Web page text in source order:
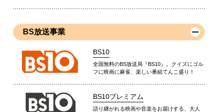
BS放送事業
BS10
全国無料のBS放送局『BS10』。クイズにゴル
フに映画に麻雀、楽しい番組てんこ盛り！
BS10プレミアム
語り継がれる映画や音楽をお届けする、大人